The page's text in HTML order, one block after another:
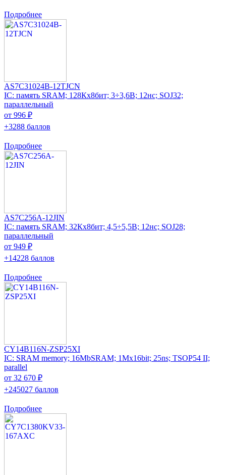
Подробнее
AS7C31024B-12TJCN
IC: память SRAM; 128Кx8бит; 3÷3,6В; 12нс; SOJ32;
параллельный
от 996 ₽
+3288 баллов
Подробнее
AS7C256A-12JIN
IC: память SRAM; 32Кx8бит; 4,5÷5,5В; 12нс; SOJ28;
параллельный
от 949 ₽
+14228 баллов
Подробнее
CY14B116N-ZSP25XI
IC: SRAM memory; 16MbSRAM; 1Mx16bit; 25ns; TSOP54 II;
parallel
от 32 670 ₽
+245027 баллов
Подробнее